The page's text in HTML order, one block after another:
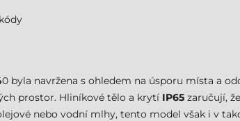
byla navržena s ohledem na úsporu místa a
prostor. Hliníkové tělo a krytí IP65 zaručují,
nebo vodní mlhy, tento model však i v